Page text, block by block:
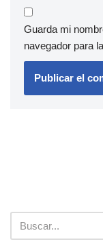
Guarda mi
navegador para